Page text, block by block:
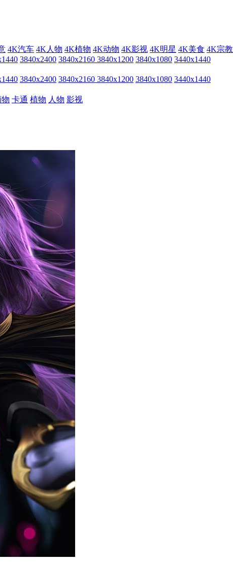
4K汽车 4K人物 4K植物 4K动物 4K影视 4K明星 4K美食 4K宗教
3840x2400 3840x2160 3840x1200 3840x1080 3440x1440
3840x2400 3840x2160 3840x1200 3840x1080 3440x1440
卡通 植物 人物 影视